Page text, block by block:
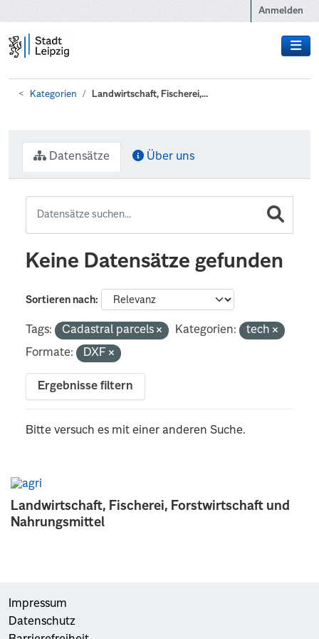
Anmelden
Kategorien Landwirtschaft, Fischerei,...
Landwirtschaft, Fischerei, Forstwirtschaft und
Nahrungsmittel
Datensätze Über uns
Keine Datensätze gefunden
Sortieren nach
Tags: Cadastral parcels Kategorien:
tech
Formate:
DXF
Ergebnisse filtern
Bitte versuch es mit einer anderen Suche.
Impressum
Datenschutz